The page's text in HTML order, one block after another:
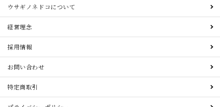
ウサギノネドコについて
経営理念
採用情報
お問い合わせ
特定商取引